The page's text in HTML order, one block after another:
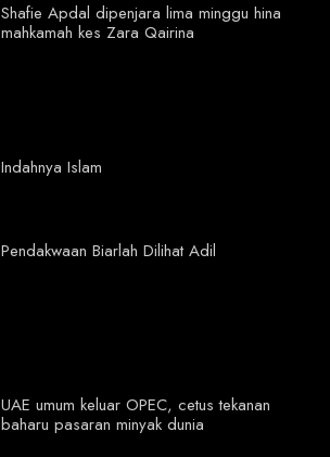
Shafie Apdal dipenjara lima minggu hina
mahkamah kes Zara Qairina
Indahnya Islam
Pendakwaan Biarlah Dilihat Adil
UAE umum keluar OPEC, cetus tekanan
baharu pasaran minyak dunia